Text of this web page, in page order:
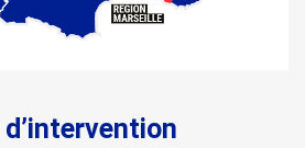
d’intervention